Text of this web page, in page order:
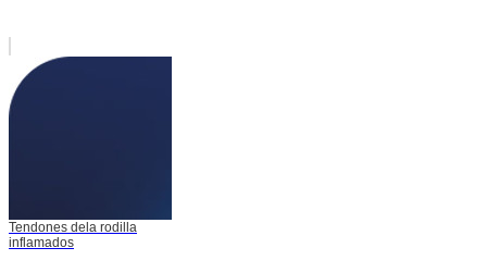
Tendones dela rodilla
inflamados